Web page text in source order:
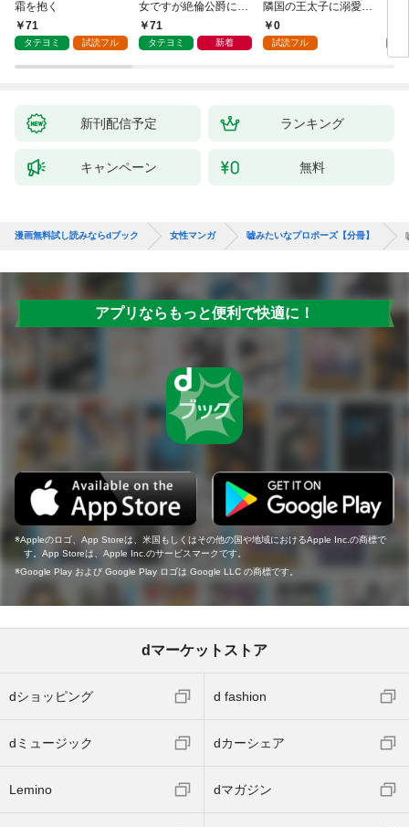
霜を抱く
71
タテヨミ 試読フル
女ですが絶倫公爵にす
がられています
71
タテヨミ 新着
隣国の王太子に溺愛さ
れる 1
0
試読フル
家
新刊配信予定 ランキング
キャンペーン 無料
漫画無料試し読みならdブック 女性マンガ 嘘みたいなプロポーズ【分冊】
アプリならもっと便利で快適に！
Appleのロゴ、App Storeは、米国もしくはその他の国や地域におけるApple Inc.の商標で
す。App Storeは、Apple Inc.のサービスマークです。
Google Play および Google Play ロゴは Google LLC の商標です。
dマーケットストア
dショッピング d fashion
dミュージック dカーシェア
Lemino dマガジン